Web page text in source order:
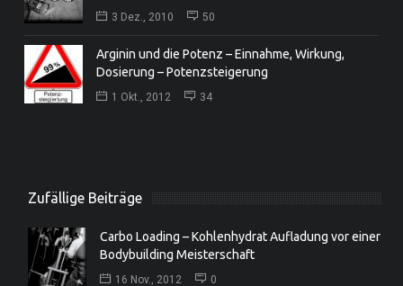
3 Dez., 2010 50
Arginin und die Potenz – Einnahme, Wirkung,
Dosierung – Potenzsteigerung
1 Okt., 2012 34
Zufällige Beiträge
Carbo Loading – Kohlenhydrat Aufladung vor einer
Bodybuilding Meisterschaft
16 Nov., 2012 0